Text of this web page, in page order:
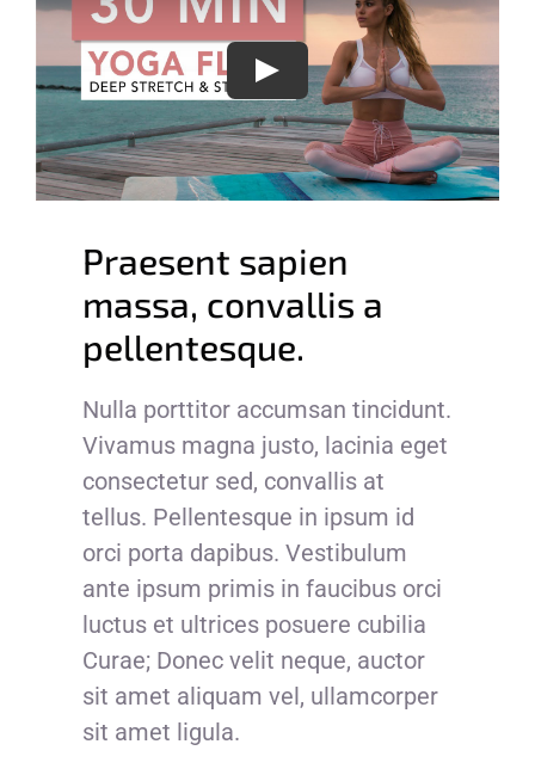
Omaha Surf Store
Surf Select
Play
Praesent sapien
massa, convallis a
pellentesque.
Nulla porttitor accumsan tincidunt.
Vivamus magna justo, lacinia eget
consectetur sed, convallis at
tellus. Pellentesque in ipsum id
orci porta dapibus. Vestibulum
ante ipsum primis in faucibus orci
luctus et ultrices posuere cubilia
Curae; Donec velit neque, auctor
sit amet aliquam vel, ullamcorper
sit amet ligula.